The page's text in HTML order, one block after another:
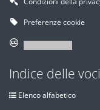
Preferenze cookie
Indice delle voci
Elenco alfabetico